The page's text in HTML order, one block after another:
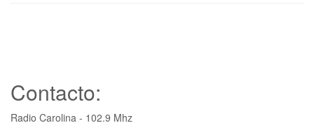
Contacto:
Radio Carolina - 102.9 Mhz